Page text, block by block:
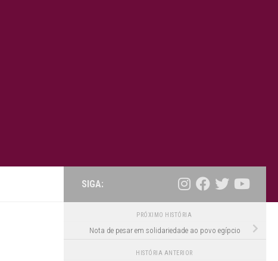
SIGA:
PRÓXIMO HISTÓRIA
Nota de pesar em solidariedade ao povo egípcio
HISTÓRIA ANTERIOR